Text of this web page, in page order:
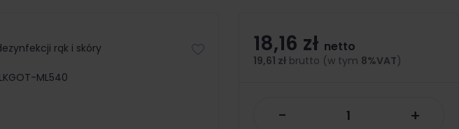
rąk i skóry
ML540
18,16 zł netto
19,61 złbrutto (w tym 8%VAT)
- +